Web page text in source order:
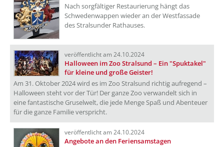
Nach sorgfältiger Restaurierung hängt das
Schwedenwappen wieder an der Westfassade
des Stralsunder Rathauses.
veröffentlicht am 24.10.2024
Halloween im Zoo Stralsund – Ein "Spuktakel"
für kleine und große Geister!
Am 31. Oktober 2024 wird es im Zoo Stralsund richtig aufregend –
Halloween steht vor der Tür! Der ganze Zoo verwandelt sich in
eine fantastische Gruselwelt, die jede Menge Spaß und Abenteuer
für die ganze Familie verspricht.
veröffentlicht am 24.10.2024
Angebote an den Feriensamstagen